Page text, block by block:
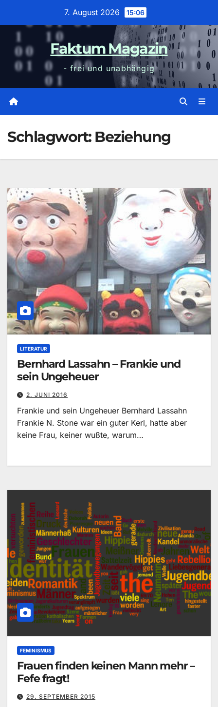
7. August 2026 15:06
Faktum Magazin
- frei und unabhängig
Schlagwort: Beziehung
LITERATUR
Bernhard Lassahn – Frankie und
sein Ungeheuer
2. JUNI 2016
Frankie und sein Ungeheuer Bernhard Lassahn
Frankie N. Stone war ein guter Kerl, hatte aber
keine Frau, keiner wußte, warum…
FEMINISMUS
Frauen finden keinen Mann mehr –
Fefe fragt!
29. SEPTEMBER 2015